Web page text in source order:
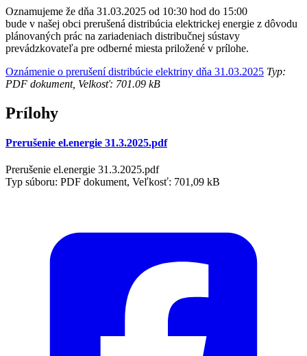
Oznamujeme že dňa 31.03.2025 od 10:30 hod do 15:00
bude v našej obci prerušená distribúcia elektrickej energie z dôvodu
plánovaných prác na zariadeniach distribučnej sústavy
prevádzkovateľa pre odberné miesta priložené v prílohe.
Oznámenie o prerušení distribúcie elektriny dňa 31.03.2025 Typ:
PDF dokument, Velkosť: 701.09 kB
Prílohy
Prerušenie el.energie 31.3.2025.pdf
Prerušenie el.energie 31.3.2025.pdf
Typ súboru: PDF dokument, Veľkosť: 701,09 kB